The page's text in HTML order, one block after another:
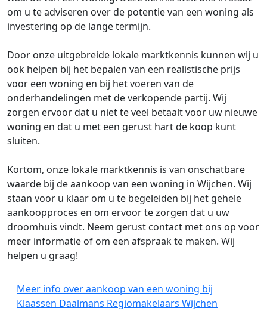
om u te adviseren over de potentie van een woning als
investering op de lange termijn.
Door onze uitgebreide lokale marktkennis kunnen wij u
ook helpen bij het bepalen van een realistische prijs
voor een woning en bij het voeren van de
onderhandelingen met de verkopende partij. Wij
zorgen ervoor dat u niet te veel betaalt voor uw nieuwe
woning en dat u met een gerust hart de koop kunt
sluiten.
Kortom, onze lokale marktkennis is van onschatbare
waarde bij de aankoop van een woning in Wijchen. Wij
staan voor u klaar om u te begeleiden bij het gehele
aankoopproces en om ervoor te zorgen dat u uw
droomhuis vindt. Neem gerust contact met ons op voor
meer informatie of om een afspraak te maken. Wij
helpen u graag!
Meer info over aankoop van een woning bij
Klaassen Daalmans Regiomakelaars Wijchen